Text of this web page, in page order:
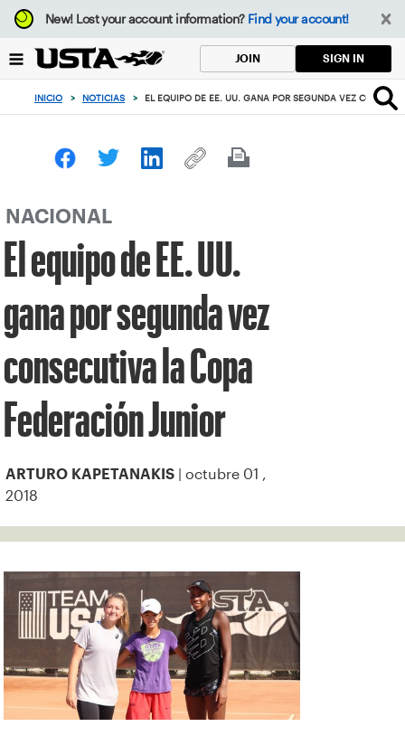
Enfoque
desde
botón
volver
principio
New!Lost your account information? Find your account!
JOIN SIGN IN
INICIO > NOTICIAS > EL EQUIPO DE EE. UU. GANA POR SEGUNDA VEZ
NACIONAL
El equipo de EE. UU.
gana por segunda vez
consecutiva la Copa
Federación Junior
ARTURO KAPETANAKIS
| octubre 01 ,
2018